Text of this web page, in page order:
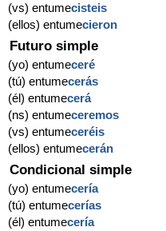
(vs) entumecisteis
(ellos) entumecieron
Futuro simple
(yo) entumeceré
(tú) entumecerás
(él) entumecerá
(ns) entumeceremos
(vs) entumeceréis
(ellos) entumecerán
Condicional simple
(yo) entumecería
(tú) entumecerías
(él) entumecería